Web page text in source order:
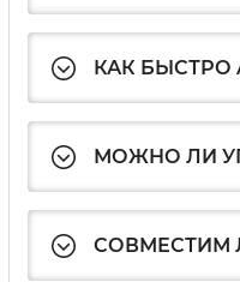
КАК БЫСТРО
МОЖНО ЛИ
СОВМЕСТИМ